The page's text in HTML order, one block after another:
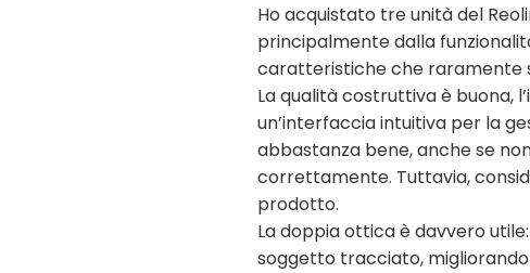
Ho acquistato tre unità del
principalmente dalla
caratteristiche che raramente
La qualità costruttiva è buona,
un’interfaccia intuitiva per la
abbastanza bene, anche se
correttamente. Tuttavia,
prodotto.
La doppia ottica è davvero
soggetto tracciato,